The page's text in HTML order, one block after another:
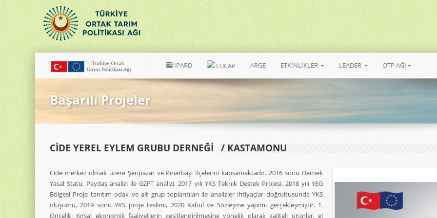
IPARD EUCAP ARGE ETKİNLİKLER LEADER OTP AĞI
Başarılı Projeler
CİDE YEREL EYLEM GRUBU DERNEĞİ / KASTAMONU
Cide merkez olmak üzere Şenpazar ve Pınarbaşı İlçelerini kapsamaktadır. 2016 sonu Dernek
Yasal Statü, Paydaş analizi ile GZFT analizi, 2017 yılı YKS Teknik Destek Projesi, 2018 yılı YEG
Bölgesi Proje tanıtım odak ve alt grup toplantıları ile analizler ihtiyaçlar doğrultusunda YKS
oluşumu, 2019 sonu YKS proje teslimi, 2020 Kabul ve Sözleşme yapımı gerçekleşmiştir. 1.
Öncelik: Kırsal ekonomik faaliyetlerin çeşitlendirilmesine yönelik olarak kaliteli ürünler, el